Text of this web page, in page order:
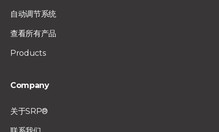
自动调节系统
查看所有产品
Products
Company
关于SRP®